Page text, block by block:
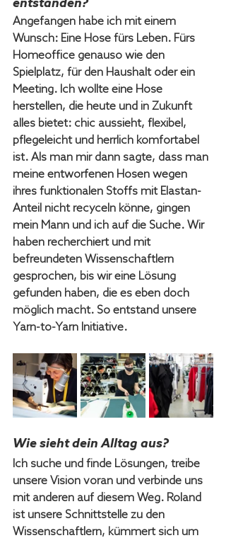
entstanden?
Angefangen habe ich mit einem
Wunsch: Eine Hose fürs Leben. Fürs
Homeoffice genauso wie den
Spielplatz, für den Haushalt oder ein
Meeting. Ich wollte eine Hose
herstellen, die heute und in Zukunft
alles bietet: chic aussieht, flexibel,
pflegeleicht und herrlich komfortabel
ist. Als man mir dann sagte, dass man
meine entworfenen Hosen wegen
ihres funktionalen Stoffs mit Elastan-
Anteil nicht recyceln könne, gingen
mein Mann und ich auf die Suche. Wir
haben recherchiert und mit
befreundeten Wissenschaftlern
gesprochen, bis wir eine Lösung
gefunden haben, die es eben doch
möglich macht. So entstand unsere
Yarn-to-Yarn Initiative.
Wie sieht dein Alltag aus?
Ich suche und finde Lösungen, treibe
unsere Vision voran und verbinde uns
mit anderen auf diesem Weg. Roland
ist unsere Schnittstelle zu den
Wissenschaftlern, kümmert sich um